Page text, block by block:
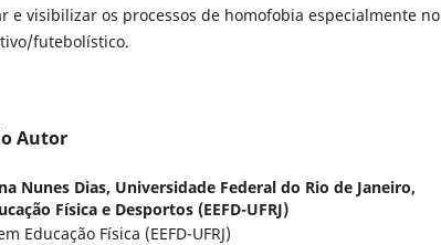
e visibilizar os processos de homofobia especialmente no
futebolístico.
Autor
Nunes Dias, Universidade Federal do Rio de Janeiro,
Física e Desportos (EEFD-UFRJ)
Educação Física (EEFD-UFRJ)